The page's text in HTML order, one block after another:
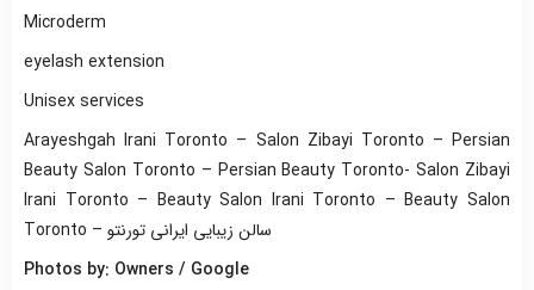
Microderm
eyelash extension
Unisex services
Arayeshgah Irani Toronto – Salon Zibayi Toronto – Persian
Beauty Salon Toronto – Persian Beauty Toronto- Salon Zibayi
Irani Toronto – Beauty Salon Irani Toronto – Beauty Salon
Toronto – سالن زیبایی ایرانی تورنتو
Photos by: Owners / Google